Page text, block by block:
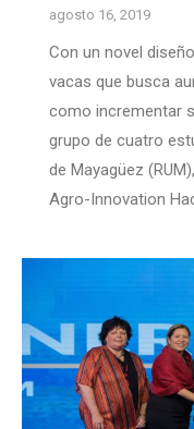
agosto 16, 2019
Con un novel
vacas que busca
como incrementar
grupo de cuatro
de Mayagüez
Agro-Innovation